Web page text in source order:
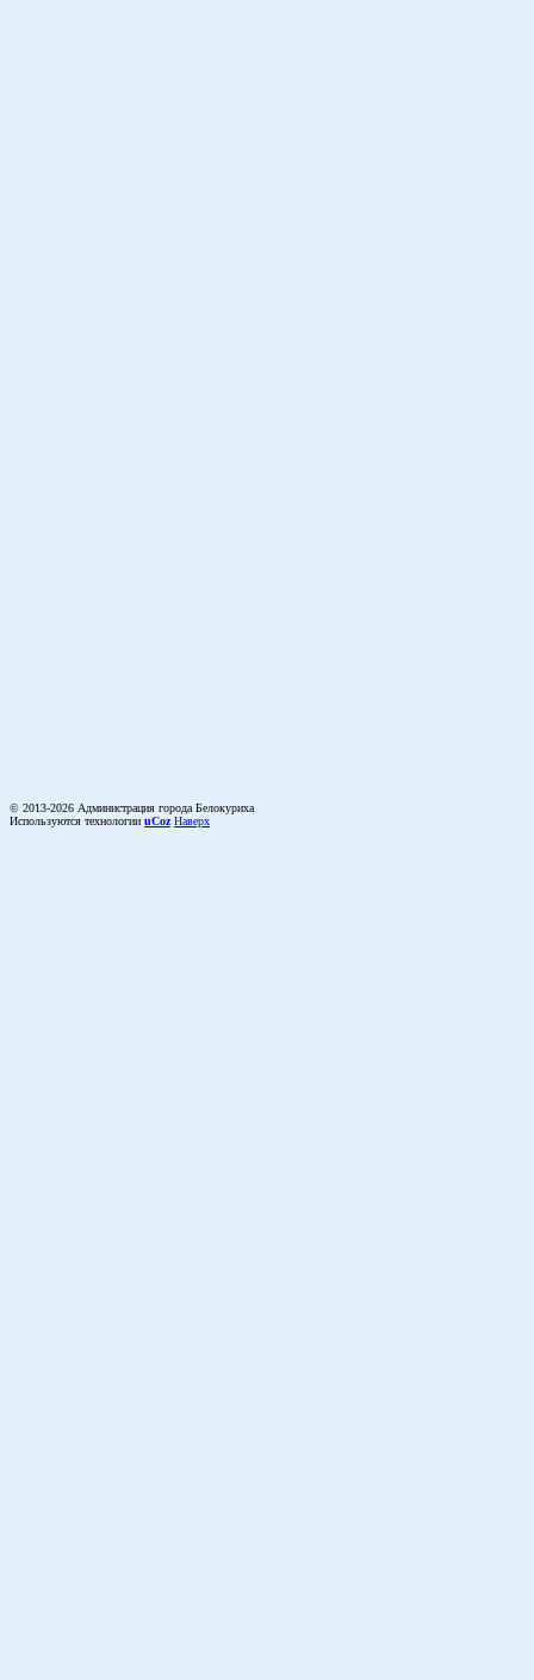
© 2013-2026 Администрация города Белокуриха
Используются технологии uCoz Наверх